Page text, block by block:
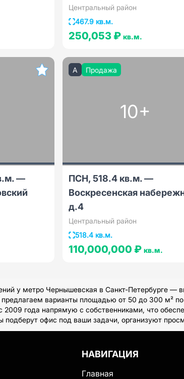
Центральный район
467.9 кв.м.
250,053 ₽кв.м.
—
A Продажа
10+
ПСН, 518.4 кв.м. —
Воскресенская
д.4
Центральный район
518.4 кв.м.
110,000,000 ₽кв.м.
у метро Чернышевская в Санкт-Петербурге —
варианты площадью от 50 до 300 м²
2009 года напрямую с собственниками, что
подберут офис под ваши задачи, организуют
НАВИГАЦИЯ
Главная